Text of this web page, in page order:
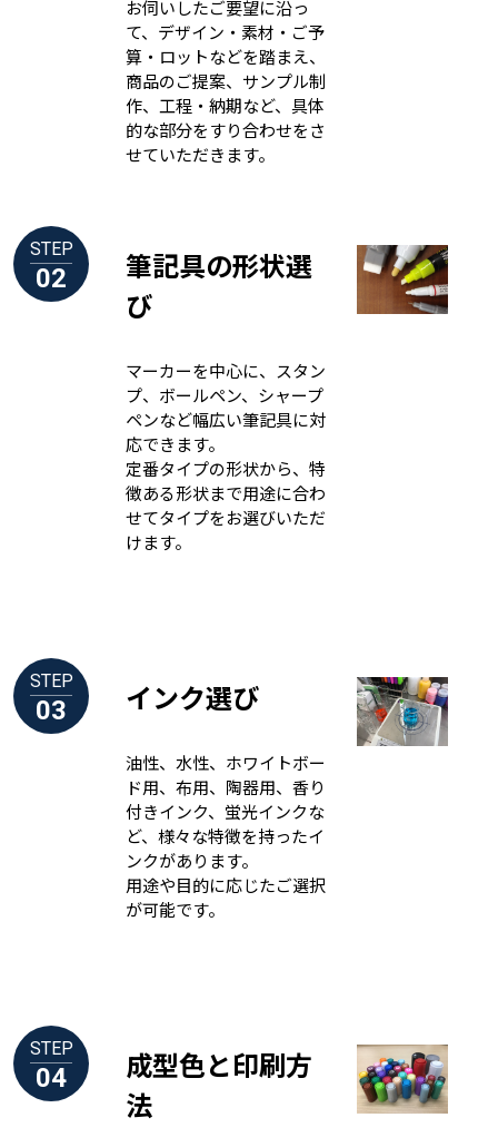
お伺いしたご要望に沿っ
て、デザイン・素材・ご予
算・ロットなどを踏まえ、
商品のご提案、サンプル制
作、工程・納期など、具体
的な部分をすり合わせをさ
せていただきます。
STEP
02
筆記具の形状選
び
マーカーを中心に、スタン
プ、ボールペン、シャープ
ペンなど幅広い筆記具に対
応できます。
定番タイプの形状から、特
徴ある形状まで用途に合わ
せてタイプをお選びいただ
けます。
STEP
03 インク選び
油性、水性、ホワイトボー
ド用、布用、陶器用、香り
付きインク、蛍光インクな
ど、様々な特徴を持ったイ
ンクがあります。
用途や目的に応じたご選択
が可能です。
STEP
04
成型色と印刷方
法